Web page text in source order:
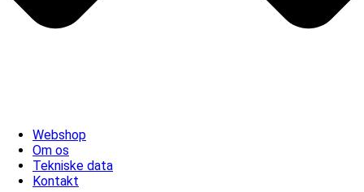
Webshop
Om os
Tekniske data
Kontakt